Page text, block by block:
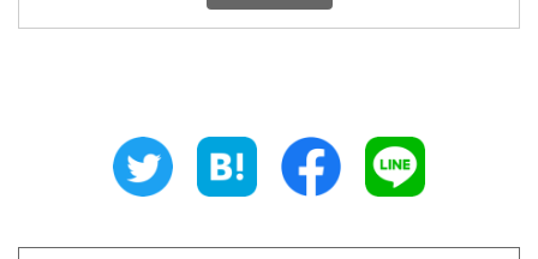
埼玉県 千葉県
1,800円 富山県
1,800円 福井県
1,800円 1,800円